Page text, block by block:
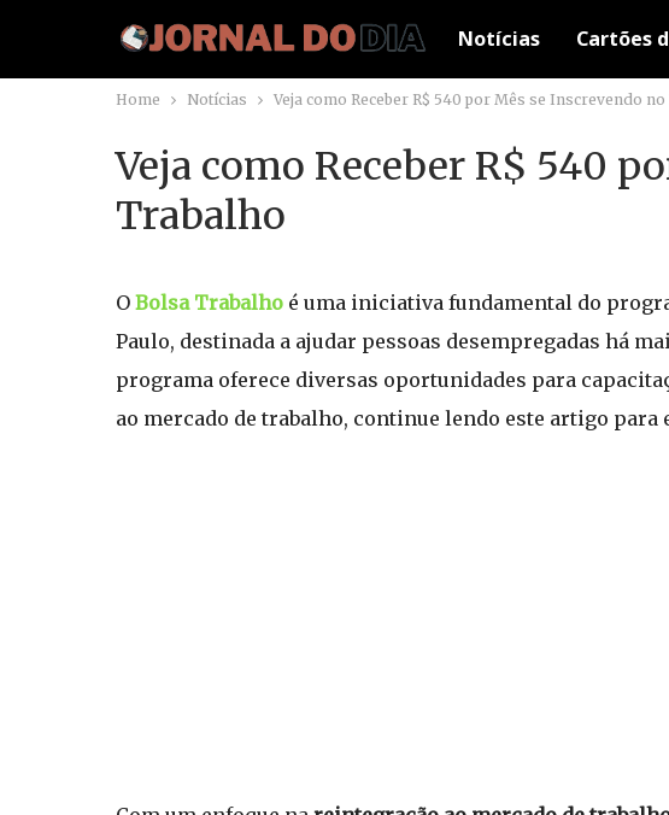
Notícias Cartões
Home Notícias Veja como Receber R$ 540 por Mês se Inscrevendo
Veja como Receber R$ 540
Trabalho
O Bolsa Trabalho é uma iniciativa fundamental do
Paulo, destinada a ajudar pessoas desempregadas há
programa oferece diversas oportunidades para
ao mercado de trabalho, continue lendo este artigo